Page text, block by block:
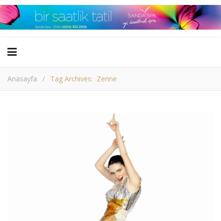
Anasayfa / Tag Archives: Zenne